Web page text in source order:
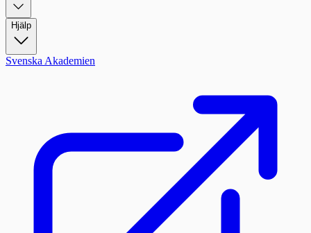
Hjälp
Svenska Akademien